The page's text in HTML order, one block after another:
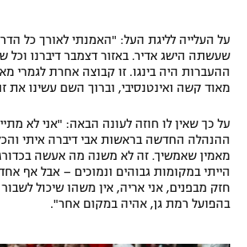
תקנון פעילות ספורט 1
הצטרפות לחבילת הערוצים
לוח דרושים – ג'ובנט
על העלייה לליגת העל: "האמנתי לאורך כל
שעשתה הישג אדיר. באזור דצמבר דיברנו וכל
ההעברות היה בינגו. זו קבוצה אחרת לגמרי
מאוד קשה ואינטנסיבי, וברוך השם עשינו את
על כך שאין לו חוזה לעונה הבאה: "אני לא
ההנהלה החדשה בראשות אבי דיברה איתי
מאמין שאמשיך. זה לא משנה מה אעשה
הייתי במקומות גבוהים ונמוכים – אבל אף
חזק מבפנים, אני אריה, אין משהו שיכול
בהפועל רמת גן, אהיה במקום אחר".